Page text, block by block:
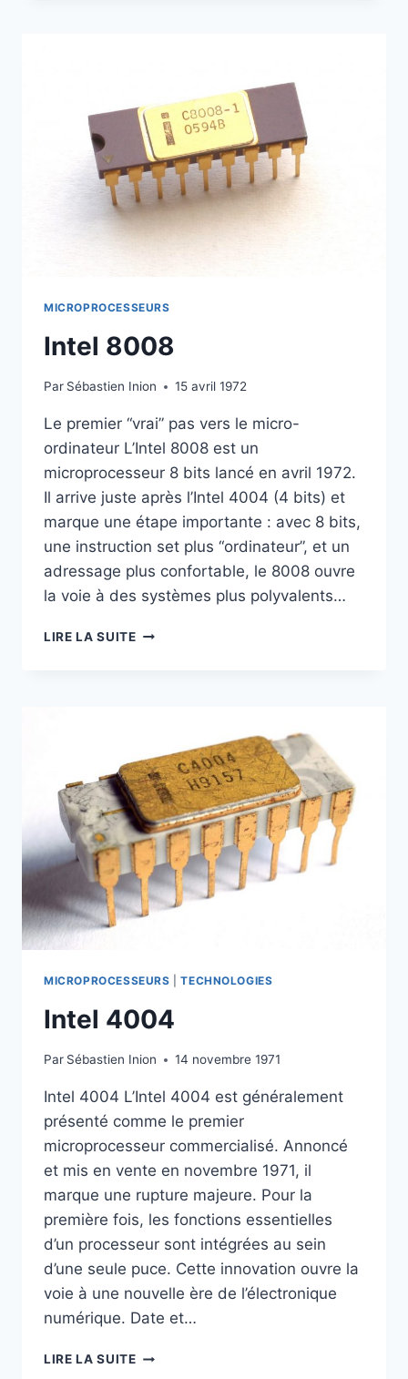
MICROPROCESSEURS
Intel 8008
Par Sébastien Inion 15 avril 1972
Le premier “vrai” pas vers le micro-
ordinateur L’Intel 8008 est un
microprocesseur 8 bits lancé en avril 1972.
Il arrive juste après l’Intel 4004 (4 bits) et
marque une étape importante : avec 8 bits,
une instruction set plus “ordinateur”, et un
adressage plus confortable, le 8008 ouvre
la voie à des systèmes plus polyvalents…
LIRE LA SUITEINTEL
MICROPROCESSEURS |TECHNOLOGIES
Intel 4004
Par Sébastien Inion 14 novembre 1971
Intel 4004 L’Intel 4004 est généralement
présenté comme le premier
microprocesseur commercialisé. Annoncé
et mis en vente en novembre 1971, il
marque une rupture majeure. Pour la
première fois, les fonctions essentielles
d’un processeur sont intégrées au sein
d’une seule puce. Cette innovation ouvre la
voie à une nouvelle ère de l’électronique
numérique. Date et…
LIRE LA SUITEINTEL